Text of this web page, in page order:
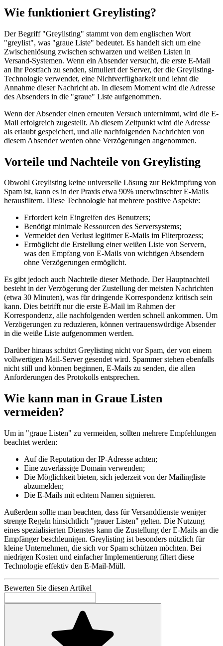
Wie funktioniert Greylisting?
Der Begriff "Greylisting" stammt von dem englischen Wort
"greylist", was "graue Liste" bedeutet. Es handelt sich um eine
Zwischenlösung zwischen schwarzen und weißen Listen in
Versand-Systemen. Wenn ein Absender versucht, die erste E-Mail
an Ihr Postfach zu senden, simuliert der Server, der die Greylisting-
Technologie verwendet, eine Nichtverfügbarkeit und lehnt die
Annahme dieser Nachricht ab. In diesem Moment wird die Adresse
des Absenders in die "graue" Liste aufgenommen.
Wenn der Absender einen erneuten Versuch unternimmt, wird die E-
Mail erfolgreich zugestellt. Ab diesem Zeitpunkt wird die Adresse
als erlaubt gespeichert, und alle nachfolgenden Nachrichten von
diesem Absender werden ohne Verzögerungen angenommen.
Vorteile und Nachteile von Greylisting
Obwohl Greylisting keine universelle Lösung zur Bekämpfung von
Spam ist, kann es in der Praxis etwa 90% unerwünschter E-Mails
herausfiltern. Diese Technologie hat mehrere positive Aspekte:
Erfordert kein Eingreifen des Benutzers;
Benötigt minimale Ressourcen des Serversystems;
Vermeidet den Verlust legitimer E-Mails im Filterprozess;
Ermöglicht die Erstellung einer weißen Liste von Servern,
was den Empfang von E-Mails von wichtigen Absendern
ohne Verzögerungen ermöglicht.
Es gibt jedoch auch Nachteile dieser Methode. Der Hauptnachteil
besteht in der Verzögerung der Zustellung der meisten Nachrichten
(etwa 30 Minuten), was für dringende Korrespondenz kritisch sein
kann. Dies betrifft nur die erste E-Mail im Rahmen der
Korrespondenz, alle nachfolgenden werden schnell ankommen. Um
Verzögerungen zu reduzieren, können vertrauenswürdige Absender
in die weiße Liste aufgenommen werden.
Darüber hinaus schützt Greylisting nicht vor Spam, der von einem
vollwertigen Mail-Server gesendet wird. Spammer stehen ebenfalls
nicht still und können beginnen, E-Mails zu senden, die allen
Anforderungen des Protokolls entsprechen.
Wie kann man in Graue Listen
vermeiden?
Um in "graue Listen" zu vermeiden, sollten mehrere Empfehlungen
beachtet werden:
Auf die Reputation der IP-Adresse achten;
Eine zuverlässige Domain verwenden;
Die Möglichkeit bieten, sich jederzeit von der Mailingliste
abzumelden;
Die E-Mails mit echtem Namen signieren.
Außerdem sollte man beachten, dass für Versanddienste weniger
strenge Regeln hinsichtlich "grauer Listen" gelten. Die Nutzung
eines spezialisierten Dienstes kann die Zustellung der E-Mails an die
Empfänger beschleunigen. Greylisting ist besonders nützlich für
kleine Unternehmen, die sich vor Spam schützen möchten. Bei
niedrigen Kosten und einfacher Implementierung filtert diese
Technologie effektiv den E-Mail-Müll.
Bewerten Sie diesen Artikel